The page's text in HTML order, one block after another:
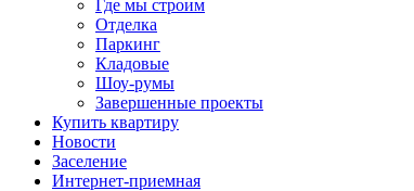
Где мы строим
Отделка
Паркинг
Кладовые
Шоу-румы
Завершенные проекты
Купить квартиру
Новости
Заселение
Интернет-приемная